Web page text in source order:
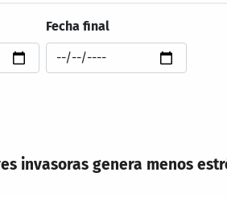
Fecha final
invasoras genera menos